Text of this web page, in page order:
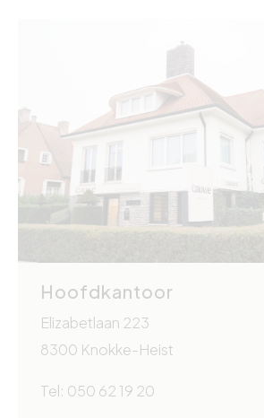
Hoofdkantoor
Elizabetlaan 223
8300 Knokke-Heist
Tel: 050 62 19 20